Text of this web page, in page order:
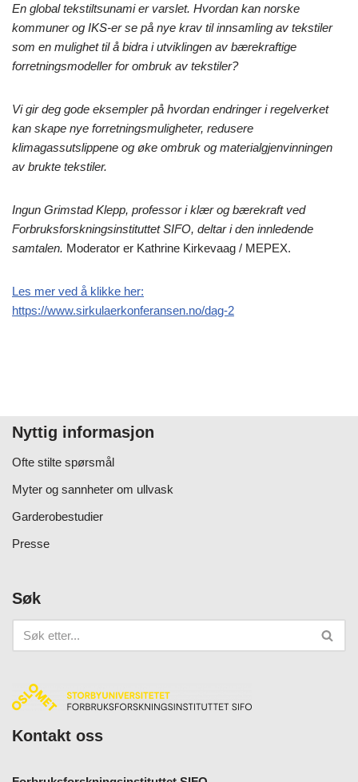
En global tekstiltsunami er varslet. Hvordan kan norske
kommuner og IKS-er se på nye krav til innsamling av tekstiler
som en mulighet til å bidra i utviklingen av bærekraftige
forretningsmodeller for ombruk av tekstiler?
Vi gir deg gode eksempler på hvordan endringer i regelverket
kan skape nye forretningsmuligheter, redusere
klimagassutslippene og øke ombruk og materialgjenvinningen
av brukte tekstiler.
Ingun Grimstad Klepp, professor i klær og bærekraft ved
Forbruksforskningsinstituttet SIFO, deltar i den innledende
samtalen. Moderator er Kathrine Kirkevaag / MEPEX.
Les mer ved å klikke her:
https://www.sirkulaerkonferansen.no/dag-2
Nyttig informasjon
Ofte stilte spørsmål
Myter og sannheter om ullvask
Garderobestudier
Presse
Søk
Kontakt oss